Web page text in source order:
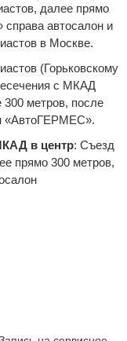
далее прямо
справа автосалон и
в Москве.
(Горьковскому
с МКАД
метров, после
«АвтоГЕРМЕС».
в центр: Съезд
прямо 300 метров,